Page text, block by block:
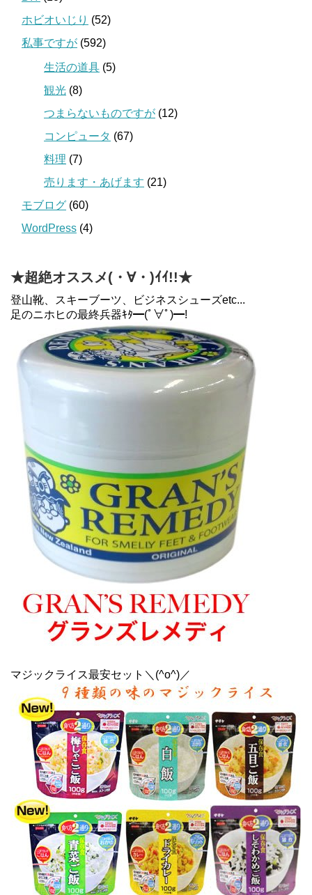
ホビオいじり (52)
私事ですが (592)
生活の道具 (5)
観光 (8)
つまらないものですが (12)
コンピュータ (67)
料理 (7)
売ります・あげます (21)
モブログ (60)
WordPress (4)
★超絶オススメ(・∀・)ｲｲ!!★
登山靴、スキーブーツ、ビジネスシューズetc...
足のニホヒの最終兵器ｷﾀ━(ﾟ∀ﾟ)━!
マジックライス最安セット＼(^o^)／